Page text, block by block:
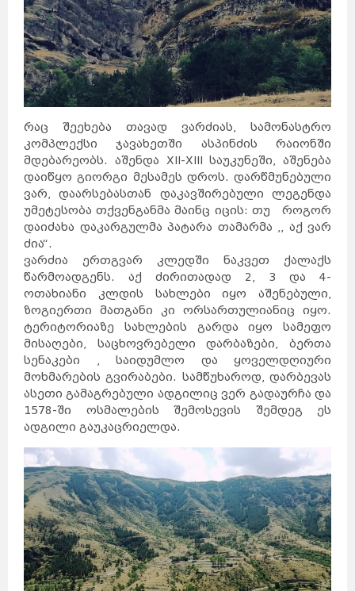
რაც შეეხება თავად ვარძიას, სამონასტრო
კომპლექსი ჯავახეთში ასპინძის რაიონში
მდებარეობს. აშენდა XII-XIII საუკუნეში, აშენება
დაიწყო გიორგი მესამეს დროს. დარწმუნებული
ვარ, დაარსებასთან დაკავშირებული ლეგენდა
უმეტესობა თქვენგანმა მაინც იცის: თუ როგორ
დაიძახა დაკარგულმა პატარა თამარმა ,, აქ ვარ
ძია“.
ვარძია ერთგვარ კლედში ნაკვეთ ქალაქს
წარმოადგენს. აქ ძირითადად 2, 3 და 4-
ოთახიანი კლდის სახლები იყო აშენებული,
ზოგიერთი მათგანი კი ორსართულიანიც იყო.
ტერიტორიაზე სახლების გარდა იყო სამეფო
მისაღები, საცხოვრებელი დარბაზები, ბერთა
სენაკები , საიდუმლო და ყოველდღიური
მოხმარების გვირაბები. სამწუხაროდ, დარბევას
ასეთი გამაგრებული ადგილიც ვერ გადაურჩა და
1578-ში ოსმალების შემოსევის შემდეგ ეს
ადგილი გაუკაცრიელდა.